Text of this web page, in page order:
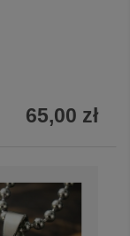
65,00 zł